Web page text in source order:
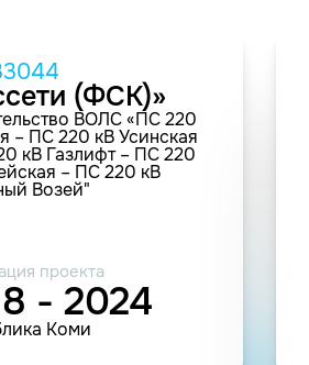
(ФСК)»
ВОЛС «ПС 220
– ПС 220 кВ Усинская
кВ Газлифт – ПС 220
– ПС 220 кВ
Возей"
проекта
- 2024
Коми